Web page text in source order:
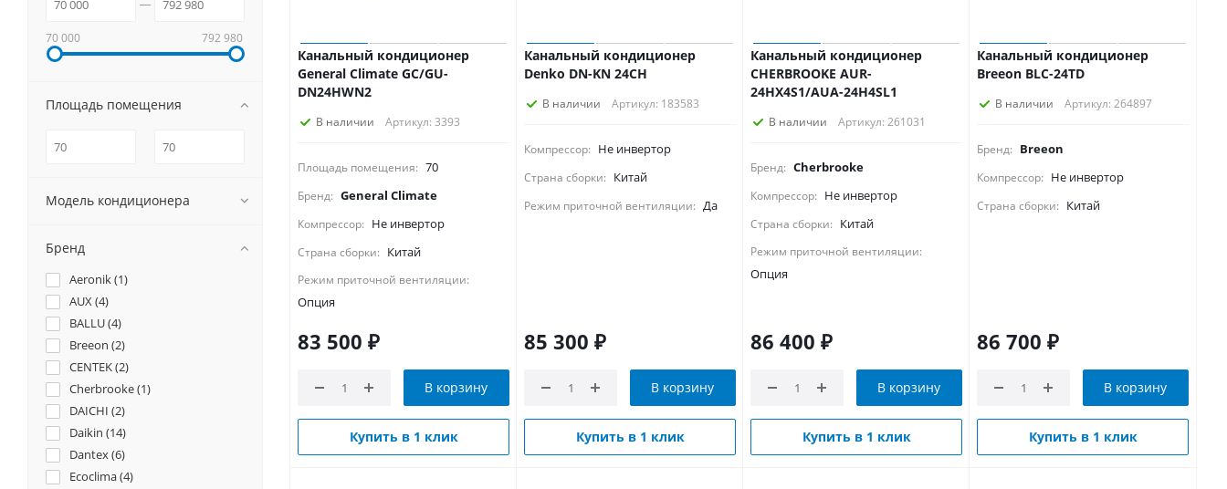
Канальный кондиционер
General Climate GC/GU-
DN24HWN2
В наличии Артикул: 3393
Площадь помещения: 70
Бренд: General Climate
Компрессор: Не инвертор
Страна сборки: Китай
Режим приточной вентиляции:
Опция
83 500 ₽
В корзину
Купить в 1 клик
Канальный кондиционер
Denko DN-KN 24CH
В наличии Артикул: 183583
Компрессор: Не инвертор
Страна сборки: Китай
Режим приточной вентиляции: Да
85 300 ₽
В корзину
Купить в 1 клик
Канальный кондиционер
CHERBROOKE AUR-
24HX4S1/AUA-24H4SL1
В наличии Артикул: 261031
Бренд: Cherbrooke
Компрессор: Не инвертор
Страна сборки: Китай
Режим приточной вентиляции:
Опция
86 400 ₽
В корзину
Купить в 1 клик
Канальный кондиционер
Breeon BLC-24TD
В наличии Артикул: 264897
Бренд: Breeon
Компрессор: Не инвертор
Страна сборки: Китай
86 700 ₽
В корзину
Купить в 1 клик
70 000 792 980
Площадь помещения
Модель кондиционера
Бренд
Aeronik (1)
AUX (4)
BALLU (4)
Breeon (2)
CENTEK (2)
Cherbrooke (1)
DAICHI (2)
Daikin (14)
Dantex (6)
Ecoclima (4)